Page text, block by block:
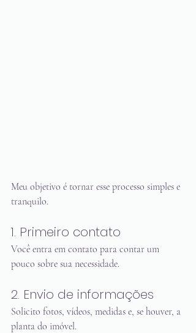
Meu objetivo é tornar esse processo simples e
tranquilo.
1. Primeiro contato
Você entra em contato para contar um
pouco sobre sua necessidade.
2. Envio de informações
Solicito fotos, vídeos, medidas e, se houver, a
planta do imóvel.